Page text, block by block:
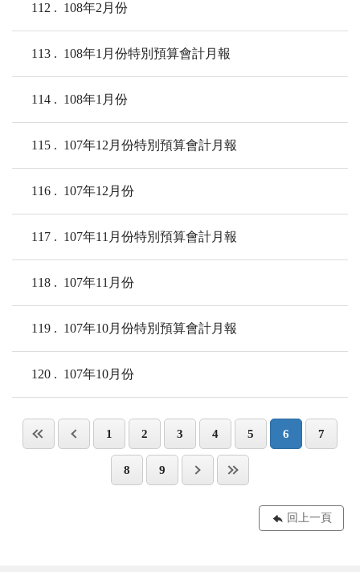
112 108年2月份
113 108年1月份特別預算會計月報
114 108年1月份
115 107年12月份特別預算會計月報
116 107年12月份
117 107年11月份特別預算會計月報
118 107年11月份
119 107年10月份特別預算會計月報
120 107年10月份
1 2 3 4 5 6 7
8 9
回上一頁